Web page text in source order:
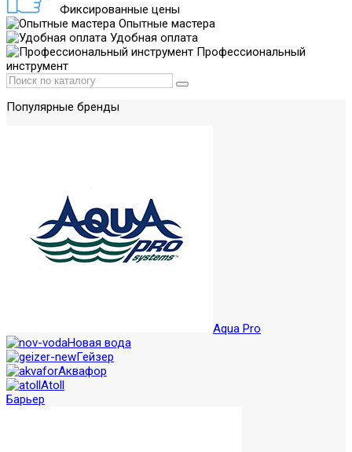
Фиксированные цены
Опытные мастера
Удобная оплата
Профессиональный
инструмент
Популярные бренды
Aqua Pro
Новая вода
Гейзер
Аквафор
Atoll
Барьер